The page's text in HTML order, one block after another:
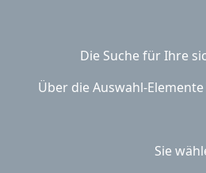
Die Suche für Ihre
Über die Auswahl-
Sie